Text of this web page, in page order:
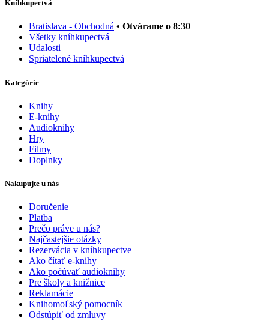
Kníhkupectvá
Bratislava - Obchodná • Otvárame o 8:30
Všetky kníhkupectvá
Udalosti
Spriatelené kníhkupectvá
Kategórie
Knihy
E-knihy
Audioknihy
Hry
Filmy
Doplnky
Nakupujte u nás
Doručenie
Platba
Prečo práve u nás?
Najčastejšie otázky
Rezervácia v kníhkupectve
Ako čítať e-knihy
Ako počúvať audioknihy
Pre školy a knižnice
Reklamácie
Knihomoľský pomocník
Odstúpiť od zmluvy